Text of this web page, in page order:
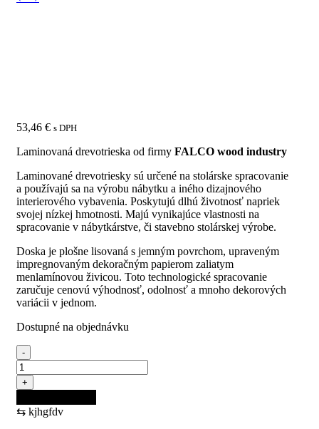
53,46 € s DPH
Laminovaná drevotrieska od firmy FALCO wood industry
Laminované drevotriesky sú určené na stolárske spracovanie
a používajú sa na výrobu nábytku a iného dizajnového
interierového vybavenia. Poskytujú dlhú životnosť napriek
svojej nízkej hmotnosti. Majú vynikajúce vlastnosti na
spracovanie v nábytkárstve, či stavebno stolárskej výrobe.
Doska je plošne lisovaná s jemným povrchom, upraveným
impregnovaným dekoračným papierom zaliatym
menlamínovou živicou. Toto technologické spracovanie
zaručuje cenovú výhodnosť, odolnosť a mnoho dekorových
variácii v jednom.
Dostupné na objednávku
-
množstvo
FAL
18
LDTD
Y121
+
⇆ kjhgfdv